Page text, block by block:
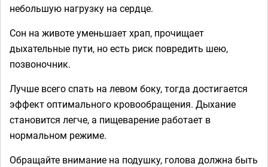
небольшую нагрузку на сердце.
Сон на животе уменьшает храп, прочищает
дыхательные пути, но есть риск повредить шею,
позвоночник.
Лучше всего спать на левом боку, тогда достигается
эффект оптимального кровообращения. Дыхание
становится легче, а пищеварение работает в
нормальном режиме.
Обращайте внимание на подушку, голова должна быть